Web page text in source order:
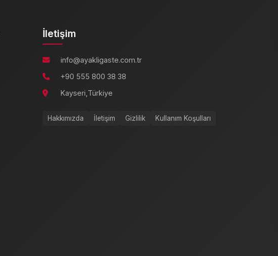
İletişim
info@ayakligaste.com.tr
+90 555 800 38 38
Kayseri,Türkiye
Hakkımızda İletişim Gizlilik Kullanım Koşulları